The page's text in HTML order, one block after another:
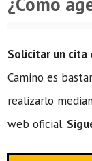
Solicitar un cita
Camino es
realizarlo
web oficial.